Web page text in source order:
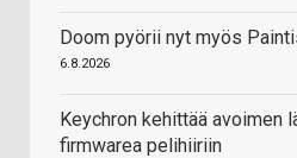
Doom pyörii nyt myös
6.8.2026
Keychron kehittää avoimen
firmwarea pelihiiriin